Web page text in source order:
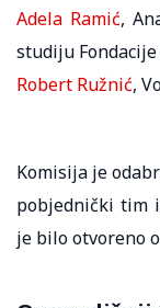
Adela Ramić,
studiju
Robert Ružnić,
Komisija je
pobjednički tim
je bilo otvoreno